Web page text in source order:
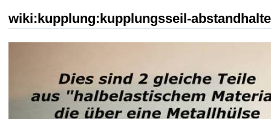
wiki:kupplung:kupplungsseil-